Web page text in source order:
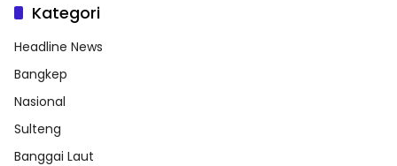
Kategori
Headline News
Bangkep
Nasional
Sulteng
Banggai Laut